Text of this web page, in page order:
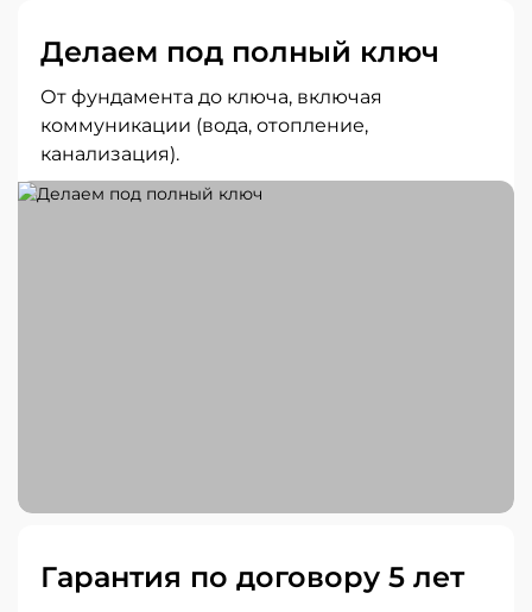
Делаем под полный ключ
От фундамента до ключа, включая
коммуникации (вода, отопление,
канализация).
Гарантия по договору 5 лет